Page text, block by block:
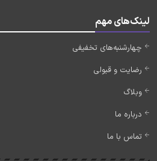
لینک‌های مهم
چهارشنبه‌های تخفیفی
رضایت و قبولی
وبلاگ
درباره ما
تماس با ما